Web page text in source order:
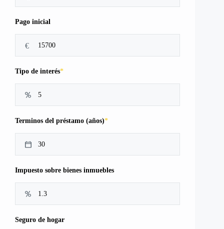
Pago inicial
€
Tipo de interés*
Terminos del préstamo (años)*
Impuesto sobre bienes inmuebles
Seguro de hogar